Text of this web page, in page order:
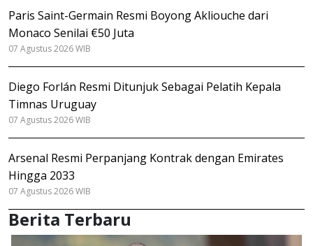
Paris Saint-Germain Resmi Boyong Akliouche dari
Monaco Senilai €50 Juta
07 Agustus 2026 WIB
Diego Forlán Resmi Ditunjuk Sebagai Pelatih Kepala
Timnas Uruguay
07 Agustus 2026 WIB
Arsenal Resmi Perpanjang Kontrak dengan Emirates
Hingga 2033
07 Agustus 2026 WIB
Berita Terbaru